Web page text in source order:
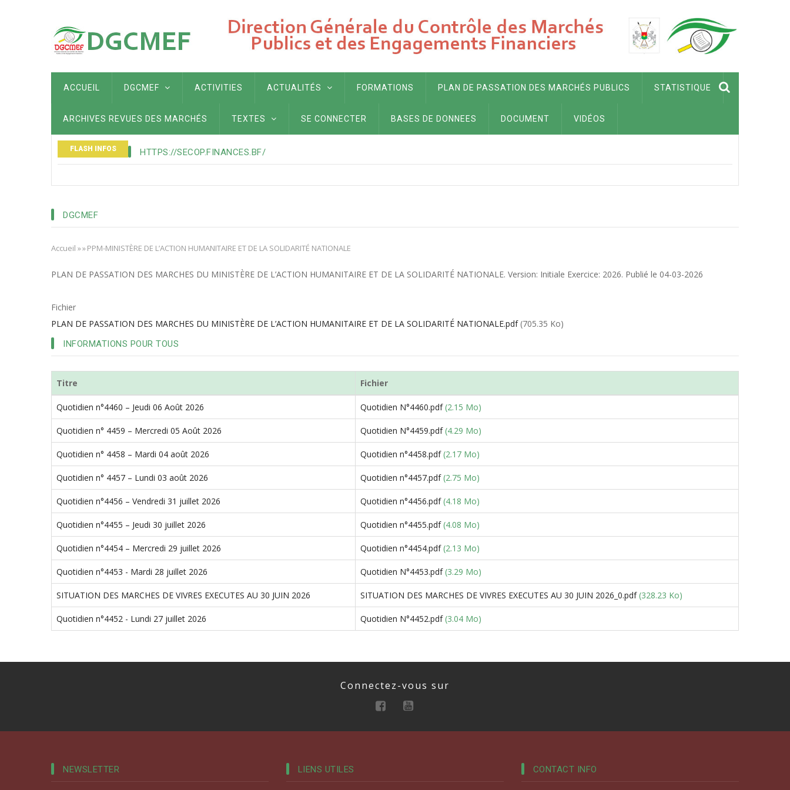
MAIN
NAVIGATION
ACCUEIL DGCMEF ACTIVITIES ACTUALITÉS FORMATIONS PLAN DE PASSATION DES MARCHÉS PUBLICS STATISTIQUE
ARCHIVES REVUES DES MARCHÉS TEXTES SE CONNECTER BASES DE DONNEES DOCUMENT VIDÉOS
FLASH INFOS HTTPS://SECOP.FINANCES.BF/
DGCMEF
Fil
d'Ariane
Accueil »»PPM-MINISTÈRE DE L’ACTION HUMANITAIRE ET DE LA SOLIDARITÉ NATIONALE
PLAN DE PASSATION DES MARCHES DU MINISTÈRE DE L’ACTION HUMANITAIRE ET DE LA SOLIDARITÉ NATIONALE. Version: Initiale Exercice: 2026. Publié le 04-03-2026
Fichier
PLAN DE PASSATION DES MARCHES DU MINISTÈRE DE L’ACTION HUMANITAIRE ET DE LA SOLIDARITÉ NATIONALE.pdf (705.35 Ko)
INFORMATIONS POUR TOUS
Titre Fichier
Quotidien n°4460 – Jeudi 06 Août 2026 Quotidien N°4460.pdf (2.15 Mo)
Quotidien n° 4459 – Mercredi 05 Août 2026 Quotidien N°4459.pdf (4.29 Mo)
Quotidien n° 4458 – Mardi 04 août 2026 Quotidien n°4458.pdf (2.17 Mo)
Quotidien n° 4457 – Lundi 03 août 2026 Quotidien n°4457.pdf (2.75 Mo)
Quotidien n°4456 – Vendredi 31 juillet 2026 Quotidien n°4456.pdf (4.18 Mo)
Quotidien n°4455 – Jeudi 30 juillet 2026 Quotidien n°4455.pdf (4.08 Mo)
Quotidien n°4454 – Mercredi 29 juillet 2026 Quotidien n°4454.pdf (2.13 Mo)
Quotidien n°4453 - Mardi 28 juillet 2026 Quotidien N°4453.pdf (3.29 Mo)
SITUATION DES MARCHES DE VIVRES EXECUTES AU 30 JUIN 2026 SITUATION DES MARCHES DE VIVRES EXECUTES AU 30 JUIN 2026_0.pdf (328.23 Ko)
Quotidien n°4452 - Lundi 27 juillet 2026 Quotidien N°4452.pdf (3.04 Mo)
Connectez-vous sur
NEWSLETTER LIENS UTILES CONTACT INFO